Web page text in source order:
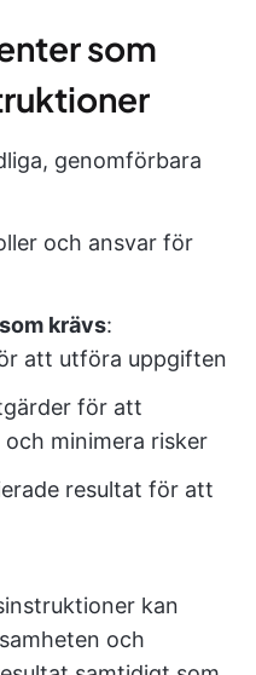
som
genomförbara
och ansvar för
krävs:
att utföra uppgiften
för att
minimera risker
resultat för att
kan
och